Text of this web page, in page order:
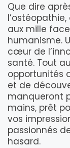
Que dire
aux mille
humanisme.
cœur de
santé. Tout
opportunités
et de
manqueront
mains, prêt
vos
passionnés
hasard.